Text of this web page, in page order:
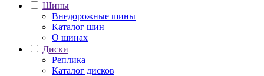
Шины
Внедорожные шины
Каталог шин
О шинах
Диски
Реплика
Каталог дисков